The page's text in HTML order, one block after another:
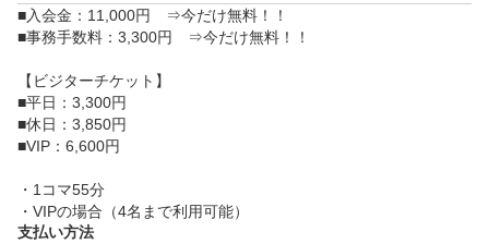
■入会金：11,000円　⇒今だけ無料！！
■事務手数料：3,300円　⇒今だけ無料！！
【ビジターチケット】
■平日：3,300円
■休日：3,850円
■VIP：6,600円
・1コマ55分
・VIPの場合（4名まで利用可能）
支払い方法